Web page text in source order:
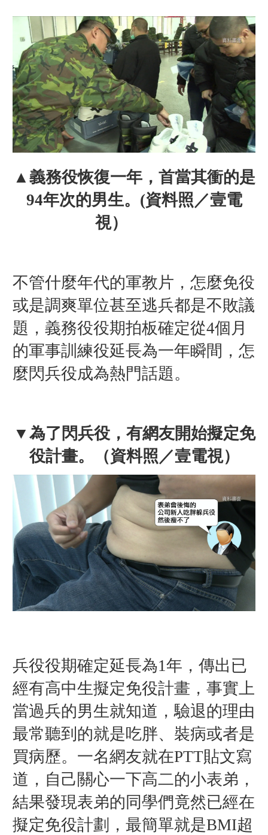
▲ 義務役恢復一年，首當其衝的是
94年次的男生。 (資料照／壹電
視）
不管什麼年代的軍教片，怎麼免役
或是調爽單位甚至逃兵都是不敗議
題， 義務役役期拍板確定從4個月
的軍事訓練役延長為一年瞬間，怎
麼閃兵役成為熱門話題。
▼為了閃兵役，有網友開始擬定免
役計畫。 （資料照／壹電視）
兵役役期確定延長為1年，傳出已
經有高中生擬定免役計畫，事實上
當過兵的男生就知道，驗退的理由
最常聽到的就是吃胖、裝病或者是
買病歷。 一名網友就在PTT貼文寫
道，自己關心一下高二的小表弟，
結果發現表弟的同學們竟然已經在
擬定免役計劃，最簡單就是BMI超